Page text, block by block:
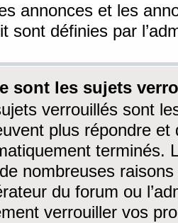
annonces et les
sont définies par
sont les sujets
verrouillés sont
plus répondre
terminés.
nombreuses
du forum ou
verrouiller vos